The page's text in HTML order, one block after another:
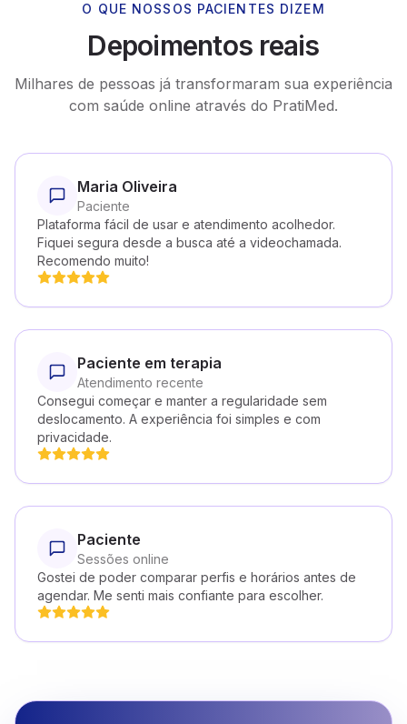
O QUE NOSSOS PACIENTES DIZEM
Depoimentos reais
Milhares de pessoas já transformaram sua experiência
com saúde online através do PratiMed.
Maria Oliveira
Paciente
Plataforma fácil de usar e atendimento acolhedor.
Fiquei segura desde a busca até a videochamada.
Recomendo muito!
Paciente em terapia
Atendimento recente
Consegui começar e manter a regularidade sem
deslocamento. A experiência foi simples e com
privacidade.
Paciente
Sessões online
Gostei de poder comparar perfis e horários antes de
agendar. Me senti mais confiante para escolher.